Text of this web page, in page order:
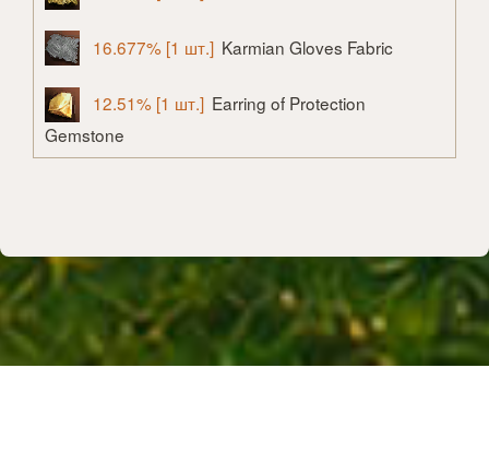
16.677% [1 шт.] Karmian Gloves Fabric
12.51% [1 шт.] Earring of Protection
Gemstone